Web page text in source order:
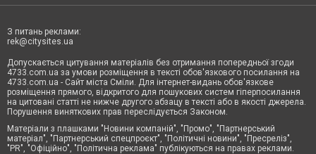
З питань реклами:
rek@citysites.ua
Допускається цитування матеріалів без отримання попередньої згоди
4733.com.ua за умови розміщення в тексті обов'язкового посилання на
4733.com.ua - Сайт міста Сміли. Для інтернет-видань обов'язкове
розміщення прямого, відкритого для пошукових систем гіперпосилання
на цитовані статті не нижче другого абзацу в тексті або в якості джерела.
Порушення виняткових прав переслідується Законом.
Матеріали з плашками "Новини компаній", "Промо", "Партнерський
матеріал", "Партнерський спецпроєкт", "Політичні новини", "Пресреліз",
"PR", "Офіційно", "Політична реклама" публікуються на правах реклами.